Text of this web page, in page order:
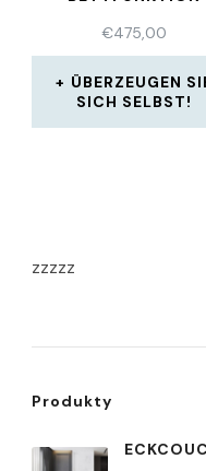
€475,00
ÜBERZEUGEN
SICH SELBST!
zzzzz
Produkty